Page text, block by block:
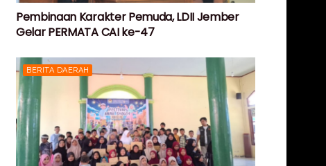
Pembinaan Karakter Pemuda, LDII Jember
Gelar PERMATA CAI ke-47
BERITA DAERAH